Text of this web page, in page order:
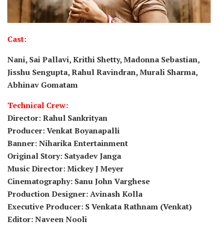
Cast:
Nani, Sai Pallavi, Krithi Shetty, Madonna Sebastian,
Jisshu Sengupta, Rahul Ravindran, Murali Sharma,
Abhinav Gomatam
Technical Crew:
Director: Rahul Sankrityan
Producer: Venkat Boyanapalli
Banner: Niharika Entertainment
Original Story: Satyadev Janga
Music Director: Mickey J Meyer
Cinematography: Sanu John Varghese
Production Designer: Avinash Kolla
Executive Producer: S Venkata Rathnam (Venkat)
Editor: Naveen Nooli